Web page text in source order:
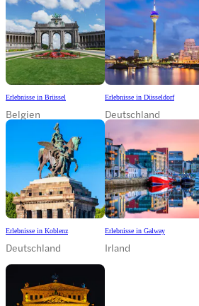
Erlebnisse in Brüssel
Belgien
Erlebnisse in Düsseldorf
Deutschland
Erlebnisse in Koblenz
Deutschland
Erlebnisse in Galway
Irland